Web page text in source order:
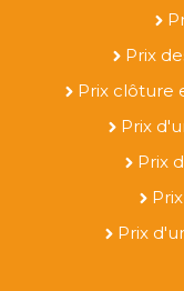
Prix
Prix clôture
Prix
Prix
Prix